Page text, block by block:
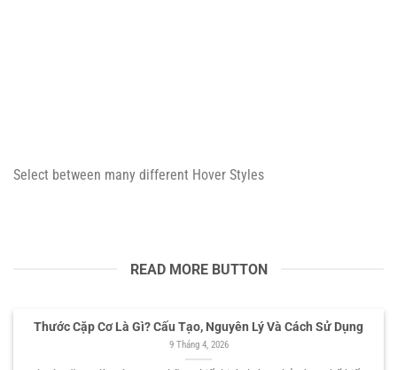
Select between many different Hover Styles
READ MORE BUTTON
Thước Cặp Cơ Là Gì? Cấu Tạo, Nguyên Lý Và Cách Sử Dụng
9 Tháng 4, 2026